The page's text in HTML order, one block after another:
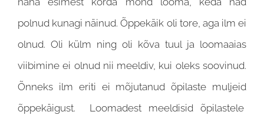
polnud kunagi näinud. Õppekäik oli tore, aga ilm ei
olnud. Oli külm ning oli kõva tuul ja loomaaias
viibimine ei olnud nii meeldiv, kui oleks soovinud.
Õnneks ilm eriti ei mõjutanud õpilaste muljeid
õppekäigust. Loomadest meeldisid õpilastele